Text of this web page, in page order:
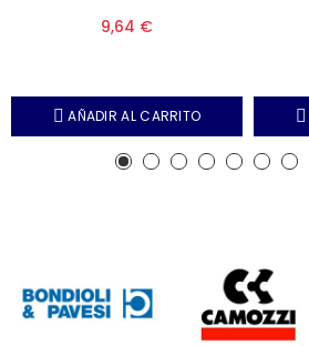
9,64 €
AÑADIR AL CARRITO